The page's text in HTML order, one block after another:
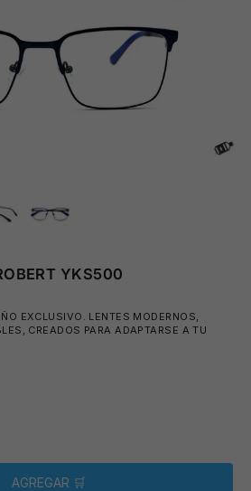
YKS500
EXCLUSIVO. LENTES MODERNOS,
CREADOS PARA ADAPTARSE A TU
AGREGAR 🛒